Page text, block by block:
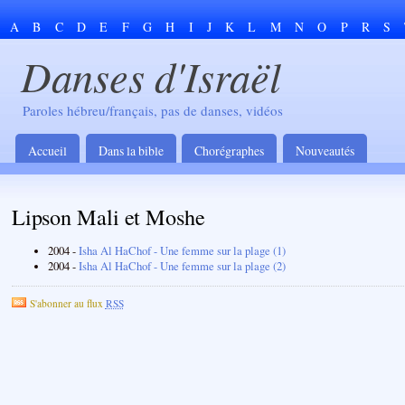
A B C D E F G H I J K L M N O P R S
Danses d'Israël
Paroles hébreu/français, pas de danses, vidéos
Accueil Dans la bible Chorégraphes Nouveautés
Lipson Mali et Moshe
2004 -Isha Al HaChof - Une femme sur la plage (1)
2004 -Isha Al HaChof - Une femme sur la plage (2)
S'abonner au flux RSS